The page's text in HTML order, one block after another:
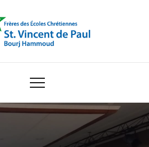
Vincent de Paul